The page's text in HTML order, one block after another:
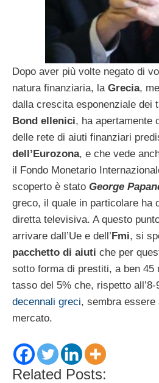
Dopo aver più volte negato di
natura finanziaria, la Grecia,
dalla crescita esponenziale dei
Bond ellenici, ha apertamente
delle rete di aiuti finanziari
dell’Eurozona, e che vede
il Fondo Monetario
scoperto è stato George
greco, il quale in particolare ha
diretta televisiva. A questo
arrivare dall’Ue e dell’ Fmi, si
pacchetto di aiuti che per
sotto forma di prestiti, a ben 45
tasso del 5% che, rispetto
decennali greci, sembra essere
mercato.
Related Posts: